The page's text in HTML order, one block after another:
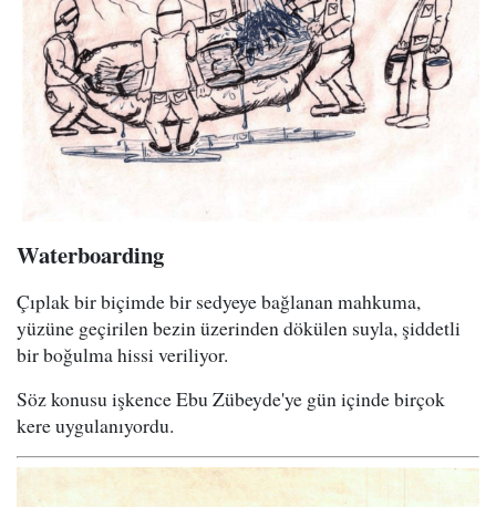
Waterboarding
Çıplak bir biçimde bir sedyeye bağlanan mahkuma,
yüzüne geçirilen bezin üzerinden dökülen suyla, şiddetli
bir boğulma hissi veriliyor.
Söz konusu işkence Ebu Zübeyde'ye gün içinde birçok
kere uygulanıyordu.